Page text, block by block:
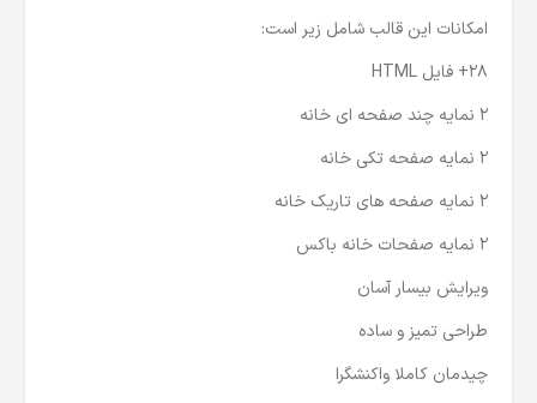
امکانات این قالب شامل زیر است:
28+ فایل HTML
2 نمایه چند صفحه ای خانه
2 نمایه صفحه تکی خانه
2 نمایه صفحه های تاریک خانه
2 نمایه صفحات خانه باکس
ویرایش بیسار آسان
طراحی تمیز و ساده
چیدمان کاملا واکنشگرا